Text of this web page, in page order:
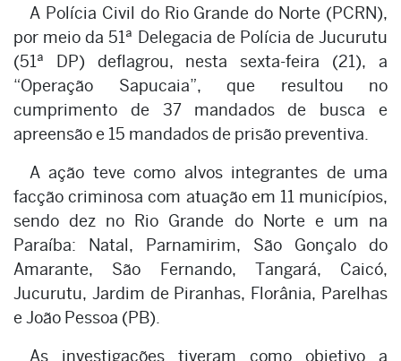
A Polícia Civil do Rio Grande do Norte (PCRN),
por meio da 51ª Delegacia de Polícia de Jucurutu
(51ª DP) deflagrou, nesta sexta-feira (21), a
“Operação Sapucaia”, que resultou no
cumprimento de 37 mandados de busca e
apreensão e 15 mandados de prisão preventiva.
A ação teve como alvos integrantes de uma
facção criminosa com atuação em 11 municípios,
sendo dez no Rio Grande do Norte e um na
Paraíba: Natal, Parnamirim, São Gonçalo do
Amarante, São Fernando, Tangará, Caicó,
Jucurutu, Jardim de Piranhas, Florânia, Parelhas
e João Pessoa (PB).
As investigações tiveram como objetivo a